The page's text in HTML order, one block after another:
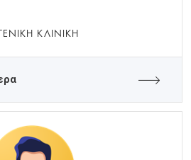
ΚΛΙΝΙΚΉ